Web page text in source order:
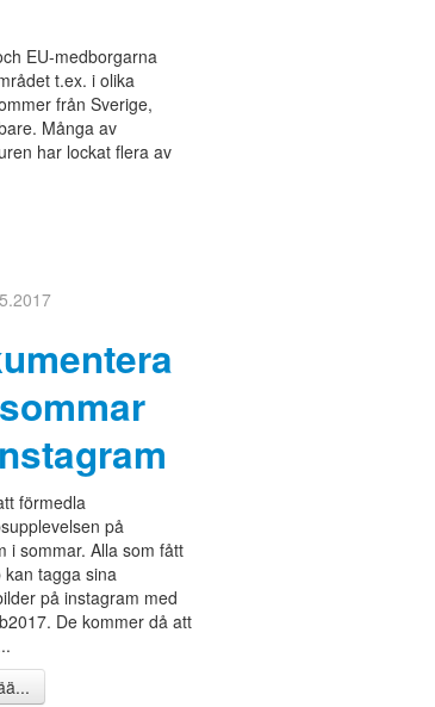
EU-medborgarna
t.ex. i olika
från Sverige,
Många av
har lockat flera av
förmedla
på
i sommar. Alla som fått
kan tagga sina
på instagram med
De kommer då att